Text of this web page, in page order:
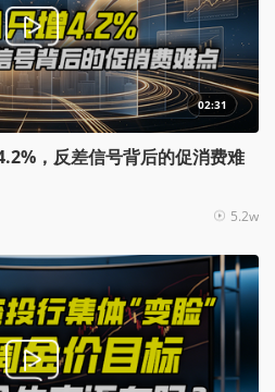
02:31
，反差信号背后的促消费难
5.2w